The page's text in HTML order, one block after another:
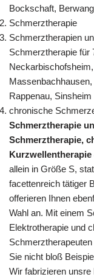
Bockschaft,
Schmerztherapie
Schmerztherapien
Schmerztherapie für
Rappenau, Sinsheim
chronische
Schmerztherapie
Schmerztherapie,
allein in Größe S,
facettenreich tätiger
offerieren Ihnen
Wahl an. Mit einem
Elektrotherapie und
Sie nicht bloß
Wir fabrizieren